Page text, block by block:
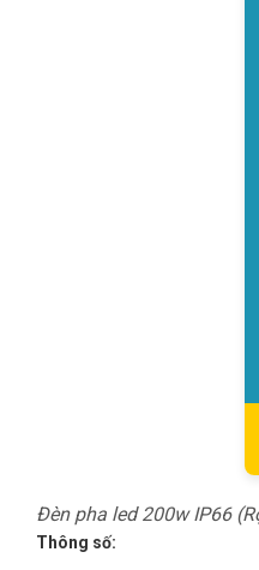
Đèn pha led 200w IP66
Thông số: